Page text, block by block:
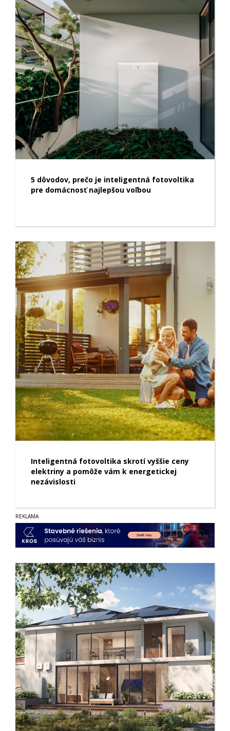
5 dôvodov, prečo je inteligentná fotovoltika
pre domácnosť najlepšou voľbou
Inteligentná fotovoltika skrotí vyššie ceny
elektriny a pomôže vám k energetickej
nezávislosti
REKLAMA